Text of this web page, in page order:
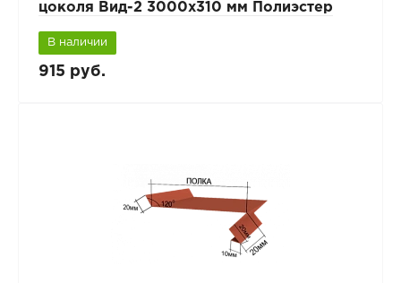
цоколя Вид-2 3000x310 мм Полиэстер
В наличии
915 руб.